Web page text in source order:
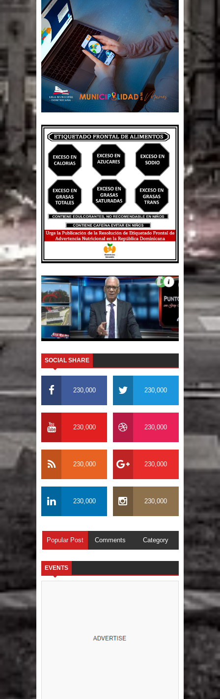
SOCIAL SHARE
230,000 230,000
230,000 230,000
230,000 230,000
230,000 230,000
Popular Post Comments Category
EVENTS